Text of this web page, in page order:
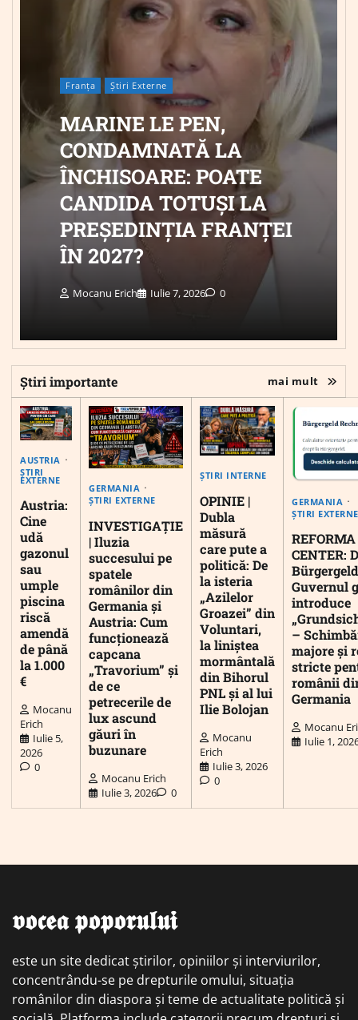
Franța Știri Externe
MARINE LE PEN,
CONDAMNATĂ LA
ÎNCHISOARE: POATE
CANDIDA TOTUȘI LA
PREȘEDINȚIA FRANȚEI
ÎN 2027?
Mocanu Erich Iulie 7, 2026 0
Știri importante mai mult
AUSTRIA
ȘTIRI
EXTERNE
Austria:
Cine
udă
gazonul
sau
umple
piscina
riscă
amendă
de până
la 1.000
€
Mocanu
Erich
Iulie 5,
2026
0
GERMANIA
ȘTIRI EXTERNE
INVESTIGAȚIE
| Iluzia
succesului pe
spatele
românilor din
Germania și
Austria: Cum
funcționează
capcana
„Travorium” și
de ce
petrecerile de
lux ascund
găuri în
buzunare
Mocanu Erich
Iulie 3, 2026
0
ȘTIRI INTERNE
OPINIE |
Dubla
măsură
care pute a
politică: De
la isteria
„Azilelor
Groazei” din
Voluntari,
la liniștea
mormântală
din Bihorul
PNL și al lui
Ilie Bolojan
Mocanu
Erich
Iulie 3, 2026
0
GERMANIA
ȘTIRI EXTERNE
CENTER:
Guvernul
introduce
–
majore și
stricte
românii
Germania
Mocanu
Iulie 1,
𝖛𝖔𝖈𝖊𝖆 𝖕𝖔𝖕𝖔𝖗𝖚𝖑𝖚𝖎
este un site dedicat știrilor, opiniilor și interviurilor,
concentrându-se pe drepturile omului, situația
românilor din diaspora și teme de actualitate politică și